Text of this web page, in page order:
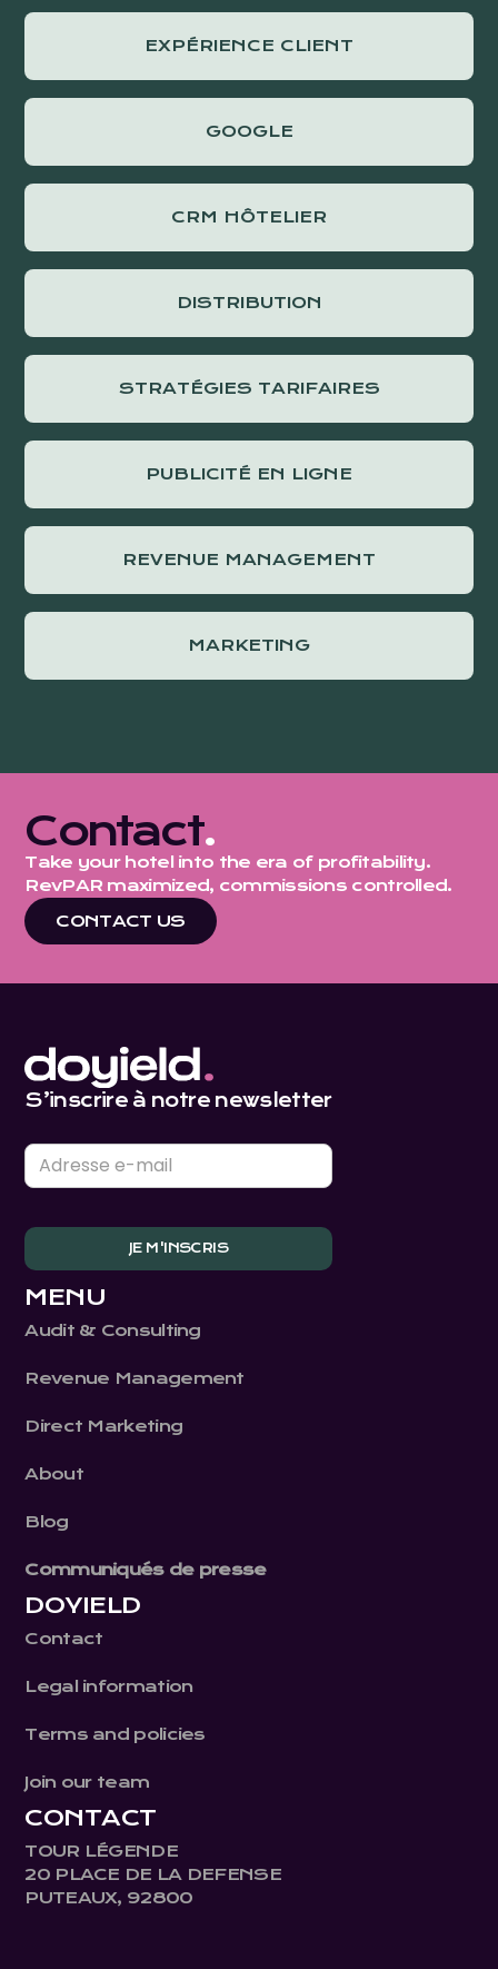
EXPÉRIENCE CLIENT
GOOGLE
CRM HÔTELIER
DISTRIBUTION
STRATÉGIES TARIFAIRES
PUBLICITÉ EN LIGNE
REVENUE MANAGEMENT
MARKETING
Contact.
Take your hotel into the era of profitability.
RevPAR maximized, commissions controlled.
CONTACT US
S’inscrire à notre newsletter
MENU
Audit & Consulting
Revenue Management
Direct Marketing
About
Blog
Communiqués de presse
DOYIELD
Contact
Legal information
Terms and policies
Join our team
CONTACT
TOUR LÉGENDE
20 PLACE DE LA DEFENSE
PUTEAUX, 92800